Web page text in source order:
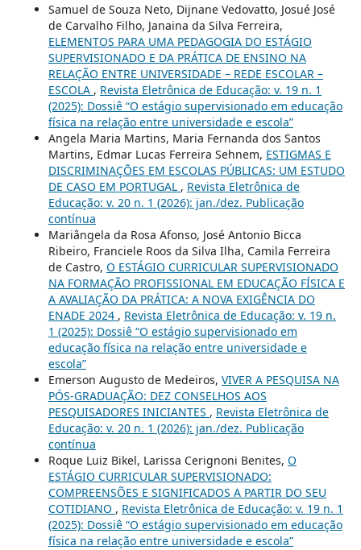
Samuel de Souza Neto, Dijnane Vedovatto, Josué José
de Carvalho Filho, Janaina da Silva Ferreira,
ELEMENTOS PARA UMA PEDAGOGIA DO ESTÁGIO
SUPERVISIONADO E DA PRÁTICA DE ENSINO NA
RELAÇÃO ENTRE UNIVERSIDADE – REDE ESCOLAR –
ESCOLA , Revista Eletrônica de Educação: v. 19 n. 1
(2025): Dossiê “O estágio supervisionado em educação
física na relação entre universidade e escola”
Angela Maria Martins, Maria Fernanda dos Santos
Martins, Edmar Lucas Ferreira Sehnem, ESTIGMAS E
DISCRIMINAÇÕES EM ESCOLAS PÚBLICAS: UM ESTUDO
DE CASO EM PORTUGAL , Revista Eletrônica de
Educação: v. 20 n. 1 (2026): jan./dez. Publicação
contínua
Mariângela da Rosa Afonso, José Antonio Bicca
Ribeiro, Franciele Roos da Silva Ilha, Camila Ferreira
de Castro, O ESTÁGIO CURRICULAR SUPERVISIONADO
NA FORMAÇÃO PROFISSIONAL EM EDUCAÇÃO FÍSICA E
A AVALIAÇÃO DA PRÁTICA: A NOVA EXIGÊNCIA DO
ENADE 2024 , Revista Eletrônica de Educação: v. 19 n.
1 (2025): Dossiê “O estágio supervisionado em
educação física na relação entre universidade e
escola”
Emerson Augusto de Medeiros, VIVER A PESQUISA NA
PÓS-GRADUAÇÃO: DEZ CONSELHOS AOS
PESQUISADORES INICIANTES , Revista Eletrônica de
Educação: v. 20 n. 1 (2026): jan./dez. Publicação
contínua
Roque Luiz Bikel, Larissa Cerignoni Benites, O
ESTÁGIO CURRICULAR SUPERVISIONADO:
COMPREENSÕES E SIGNIFICADOS A PARTIR DO SEU
COTIDIANO , Revista Eletrônica de Educação: v. 19 n. 1
(2025): Dossiê “O estágio supervisionado em educação
física na relação entre universidade e escola”